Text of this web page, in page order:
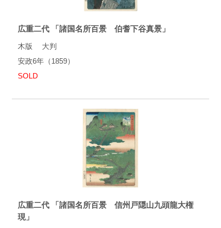
広重二代 「諸国名所百景 伯耆下谷真景」
木版 大判
安政6年（1859）
SOLD
広重二代 「諸国名所百景 信州戸隠山九頭龍大権
現」